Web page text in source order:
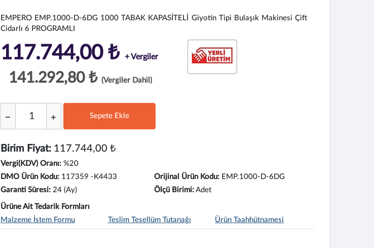
EMPERO EMP.1000-D-6DG 1000 TABAK KAPASİTELİ Giyotin Tipi Bulaşık Makinesi Çift
Cidarlı 6 PROGRAMLI
117.744,00 ₺ + Vergiler
141.292,80 ₺ (Vergiler Dahil)
Sepete Ekle
Birim Fiyat: 117.744,00 ₺
Vergi(KDV) Oranı: %20
DMO Ürün Kodu: 117359 -K4433 Orijinal Ürün Kodu: EMP.1000-D-6DG
Garanti Süresi: 24 (Ay) Ölçü Birimi: Adet
Ürüne Ait Tedarik Formları
Malzeme İstem Formu
Teslim Tesellüm Tutanağı Ürün Taahhütnamesi